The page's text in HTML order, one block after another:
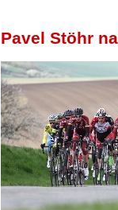
Pavel Stöhr